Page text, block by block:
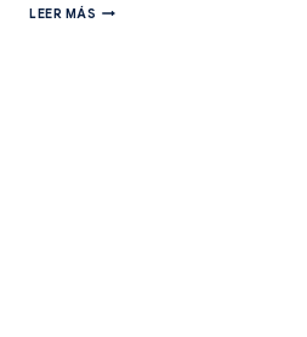
LEER MÁS LA